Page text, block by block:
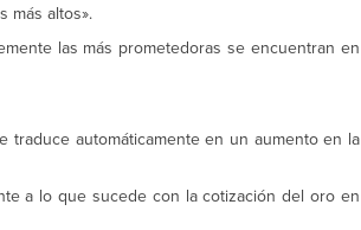
más altos».
las más prometedoras se encuentran en
automáticamente en un aumento en la
a lo que sucede con la cotización del oro en